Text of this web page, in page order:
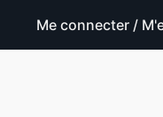
Me connecter /